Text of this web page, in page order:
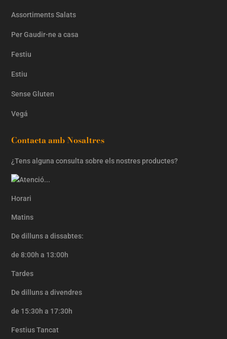
Assortiments Salats
Per Gaudir-ne a casa
Festiu
Estiu
Sense Gluten
Vegá
Contacta amb Nosaltres
¿Tens alguna consulta sobre els nostres productes?
Horari
Matins
De dilluns a dissabtes:
de 8:00h a 13:00h
Tardes
De dilluns a divendres
de 15:30h a 17:30h
Festius Tancat